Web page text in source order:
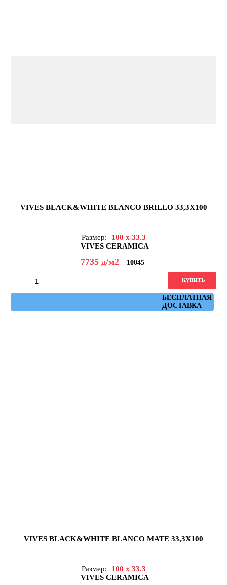
VIVES BLACK&WHITE BLANCO BRILLO 33,3X100
Размер:
100 x 33.3
VIVES CERAMICA
7735 д/м2 10045
БЕСПЛАТНАЯ
ДОСТАВКА
купить
VIVES BLACK&WHITE BLANCO MATE 33,3X100
Размер:
100 x 33.3
VIVES CERAMICA